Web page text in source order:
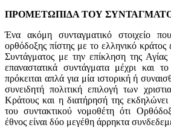
ΠΡΟΜΕΤΩΠΙΔΑ ΤΟΥ
Ένα ακόμη συνταγματικό στοιχείο
ορθόδοξης πίστης με το ελληνικό κράτος
Συντάγματος με την επίκληση της
επαναστατικά συντάγματα μέχρι και
πρόκειται απλά για μία ιστορική ή
συνειδητή πολιτική επιλογή των
Κράτους και η διατήρησή της
του συντακτικού νομοθέτη ότι
έθνος είναι δύο μεγέθη άρρηκτα